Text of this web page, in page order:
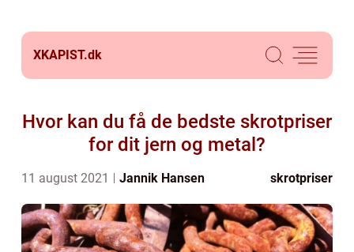
XKAPIST.dk
Hvor kan du få de bedste skrotpriser
for dit jern og metal?
11 august 2021 Jannik Hansen skrotpriser